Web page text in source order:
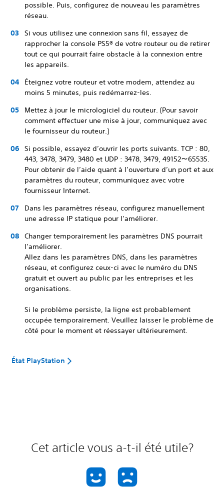
possible. Puis, configurez de nouveau les paramètres
réseau.
Si vous utilisez une connexion sans fil, essayez de
rapprocher la console PS5® de votre routeur ou de retirer
tout ce qui pourrait faire obstacle à la connexion entre
les appareils.
Éteignez votre routeur et votre modem, attendez au
moins 5 minutes, puis redémarrez-les.
Mettez à jour le micrologiciel du routeur. (Pour savoir
comment effectuer une mise à jour, communiquez avec
le fournisseur du routeur.)
Si possible, essayez d’ouvrir les ports suivants. TCP : 80,
443, 3478, 3479, 3480 et UDP : 3478, 3479, 49152～65535.
Pour obtenir de l’aide quant à l’ouverture d’un port et aux
paramètres du routeur, communiquez avec votre
fournisseur Internet.
Dans les paramètres réseau, configurez manuellement
une adresse IP statique pour l’améliorer.
Changer temporairement les paramètres DNS pourrait
l’améliorer.
Allez dans les paramètres DNS, dans les paramètres
réseau, et configurez ceux-ci avec le numéro du DNS
gratuit et ouvert au public par les entreprises et les
organisations.
Si le problème persiste, la ligne est probablement
occupée temporairement. Veuillez laisser le problème de
côté pour le moment et réessayer ultérieurement.
État PlayStation
Cet article vous a-t-il été utile?